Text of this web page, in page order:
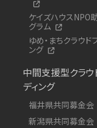
ケイズハウスNPO
グラム
ゆめ・まちクラウド
ング
中間支援型クラウ
ディング
福井県共同募金会
新潟県共同募金会